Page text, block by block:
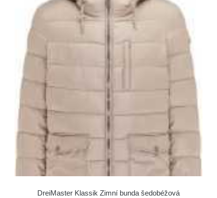
DreiMaster Klassik Zimní bunda šedobéžová